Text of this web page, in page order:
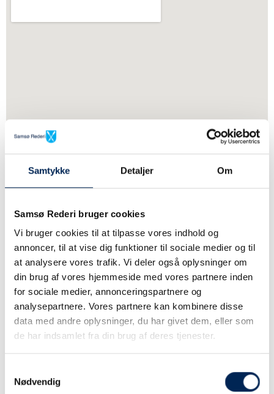
Samtykke Detaljer Om
Samsø Rederi bruger cookies
Vi bruger cookies til at tilpasse vores indhold og
annoncer, til at vise dig funktioner til sociale medier og til
at analysere vores trafik. Vi deler også oplysninger om
din brug af vores hjemmeside med vores partnere inden
for sociale medier, annonceringspartnere og
analysepartnere. Vores partnere kan kombinere disse
data med andre oplysninger, du har givet dem, eller som
de har indsamlet fra din brug af deres tjenester.
Nødvendig